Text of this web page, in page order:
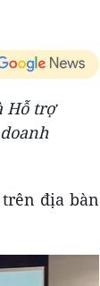
Hỗ trợ
địa bàn